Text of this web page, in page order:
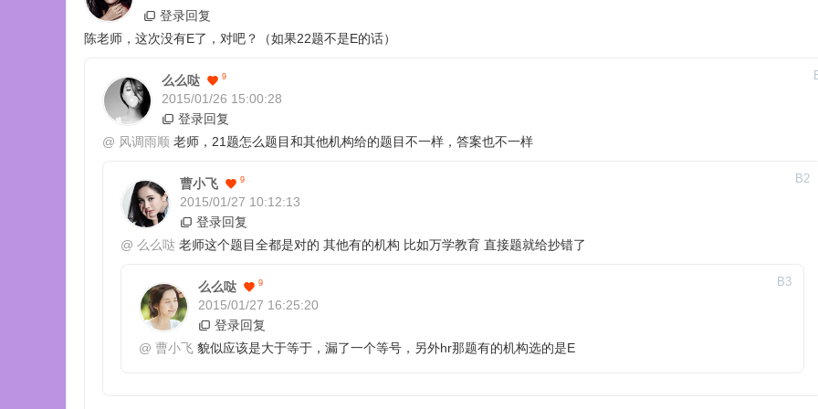
登录回复
陈老师，这次没有E了，对吧？（如果22题不是E的话）
么么哒 9
2015/01/26 15:00:28
登录回复
@ 风调雨顺 老师，21题怎么题目和其他机构给的题目不一样，答案也不一样
曹小飞 9
2015/01/27 10:12:13
B2
登录回复
@ 么么哒 老师这个题目全都是对的 其他有的机构 比如万学教育 直接题就给抄错了
么么哒 9
2015/01/27 16:25:20
B3
登录回复
@ 曹小飞 貌似应该是大于等于，漏了一个等号，另外hr那题有的机构选的是E